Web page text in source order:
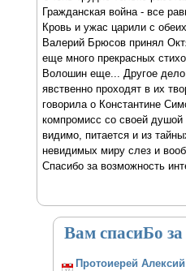
Гражданская война - все
Кровь и ужас царили с
Валерий Брюсов принял
еще много прекрасных
Волошин еще... Другое
явственно проходят в их
говорила о Константине
компромисс со своей
видимо, питается и из
невидимых миру слез и
Спасибо за возможность
Вам спасиБо
Протоиерей